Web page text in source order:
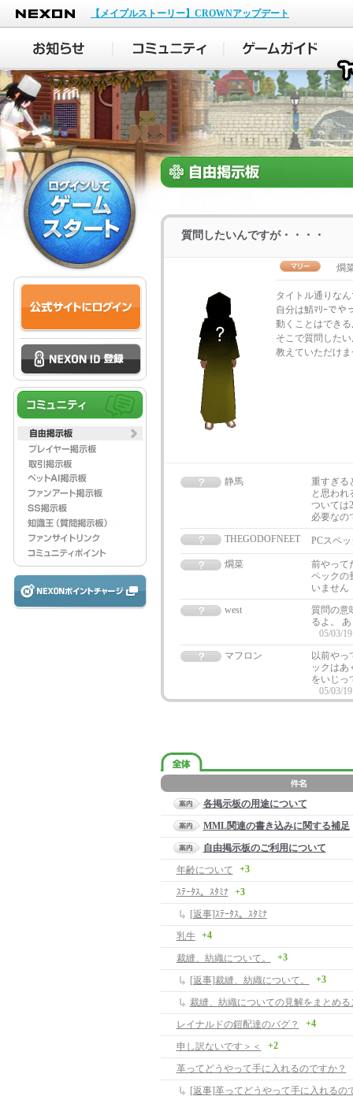
NEXON
【メイプルストーリー】CROWNアップデート
質問したいんですが・・・・
燗
タイトル通りな
自分は鯖ﾏﾘｰでや
動くことはでき
そこで質問した
教えていただけ
静馬
重すぎる
と思われ
ついては
必要なの
THEGODOFNEET
PCスペ
燗菜
前やって
ペック
いません
west
質問の意
るよ。
05/03/
マフロン
以前やっ
ックはあ
をいじっ
05/03/
各掲示板の用途について
MML関連の書き込みに関する補足
自由掲示板のご利用について
年齢について
+3
ｽﾃｰﾀｽ。ｽﾀﾐﾅ
+3
[返事]ｽﾃｰﾀｽ。ｽﾀﾐﾅ
乳牛
+4
裁縫、紡織について。 +3
[返事]裁縫、紡織について。 +3
裁縫、紡織についての見解をまとめる
レイナルドの鎧配達のバグ？
+4
申し訳ないです＞＜ +2
革ってどうやって手に入れるのですか？
[返事]革ってどうやって手に入れるの